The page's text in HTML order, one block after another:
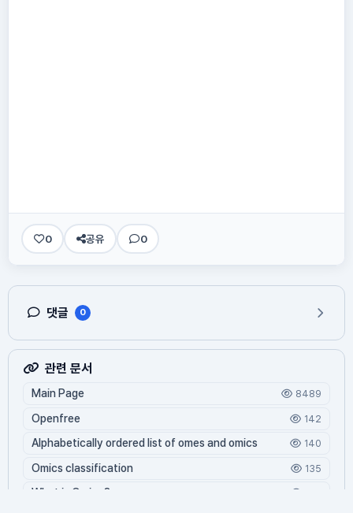
0 공유 0
댓글 0
관련 문서
Main Page 8489
Openfree 142
Alphabetically ordered list of omes and omics 140
Omics classification 135
What is Oming?